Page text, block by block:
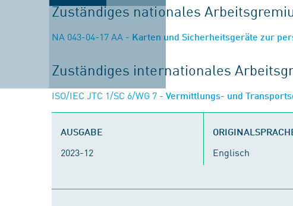
Zuständiges nationales
NA 043-04-17 AA - Karten und Sicherheitsgeräte zur
Zuständiges internationales
ISO/IEC JTC 1/SC 6/WG 7 - Vermittlungs- und
AUSGABE
2023-12 Englisch